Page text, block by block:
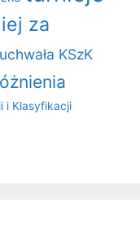
za
uchwała KSzK
i Klasyfikacji